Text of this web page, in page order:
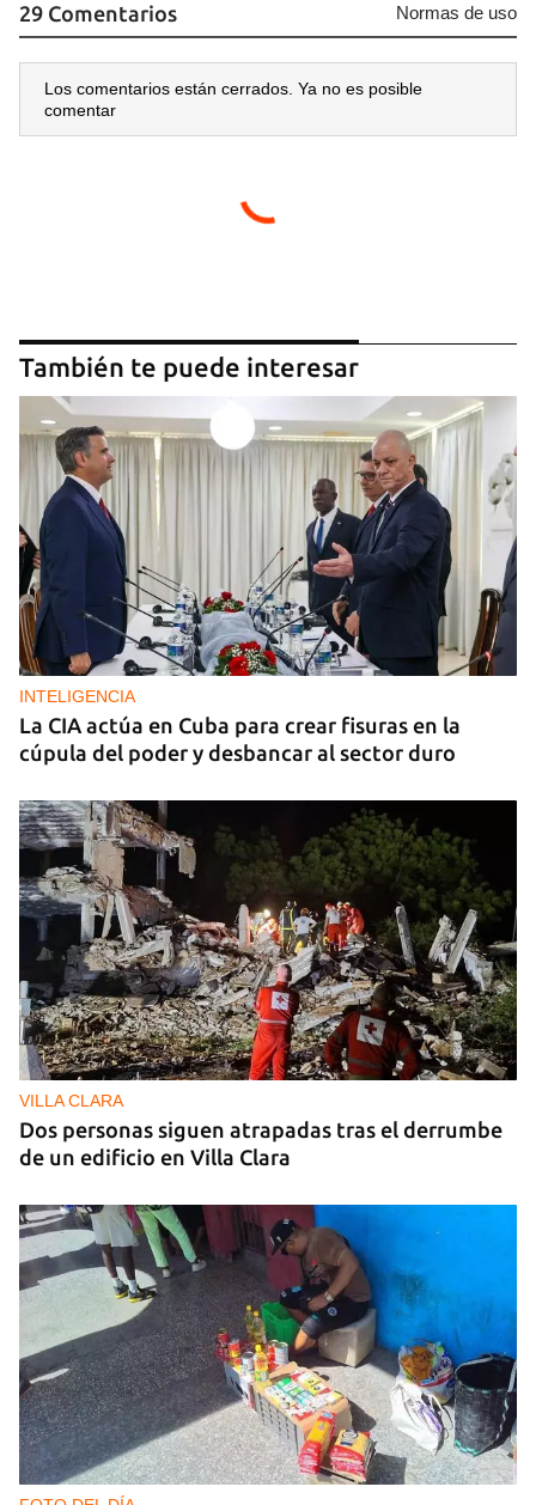
29 Comentarios Normas de uso
Los comentarios están cerrados. Ya no es posible
comentar
También te puede interesar
INTELIGENCIA
La CIA actúa en Cuba para crear fisuras en la
cúpula del poder y desbancar al sector duro
VILLA CLARA
Dos personas siguen atrapadas tras el derrumbe
de un edificio en Villa Clara